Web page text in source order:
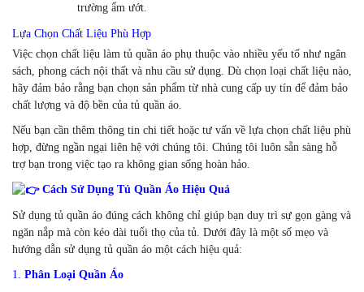
trường ẩm ướt.
Lựa Chọn Chất Liệu Phù Hợp
Việc chọn chất liệu làm tủ quần áo phụ thuộc vào nhiều yếu tố như ngân
sách, phong cách nội thất và nhu cầu sử dụng. Dù chọn loại chất liệu nào,
hãy đảm bảo rằng bạn chọn sản phẩm từ nhà cung cấp uy tín để đảm bảo
chất lượng và độ bền của tủ quần áo.
Nếu bạn cần thêm thông tin chi tiết hoặc tư vấn về lựa chọn chất liệu phù
hợp, đừng ngần ngại liên hệ với chúng tôi. Chúng tôi luôn sẵn sàng hỗ
trợ bạn trong việc tạo ra không gian sống hoàn hảo.
Cách Sử Dụng Tủ Quần Áo Hiệu Quả
Sử dụng tủ quần áo đúng cách không chỉ giúp bạn duy trì sự gọn gàng và
ngăn nắp mà còn kéo dài tuổi thọ của tủ. Dưới đây là một số mẹo và
hướng dẫn sử dụng tủ quần áo một cách hiệu quả:
1. Phân Loại Quần Áo